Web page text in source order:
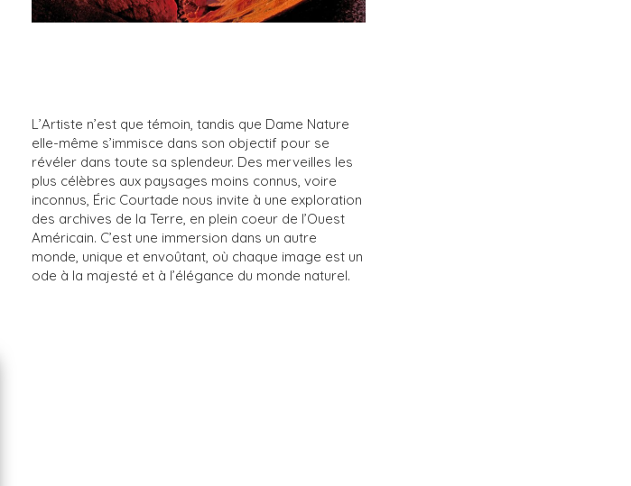
L’Artiste n’est que témoin, tandis que Dame Nature
elle-même s’immisce dans son objectif pour se
révéler dans toute sa splendeur. Des merveilles les
plus célèbres aux paysages moins connus, voire
inconnus, Éric Courtade nous invite à une exploration
des archives de la Terre, en plein coeur de l’Ouest
Américain. C’est une immersion dans un autre
monde, unique et envoûtant, où chaque image est un
ode à la majesté et à l’élégance du monde naturel.